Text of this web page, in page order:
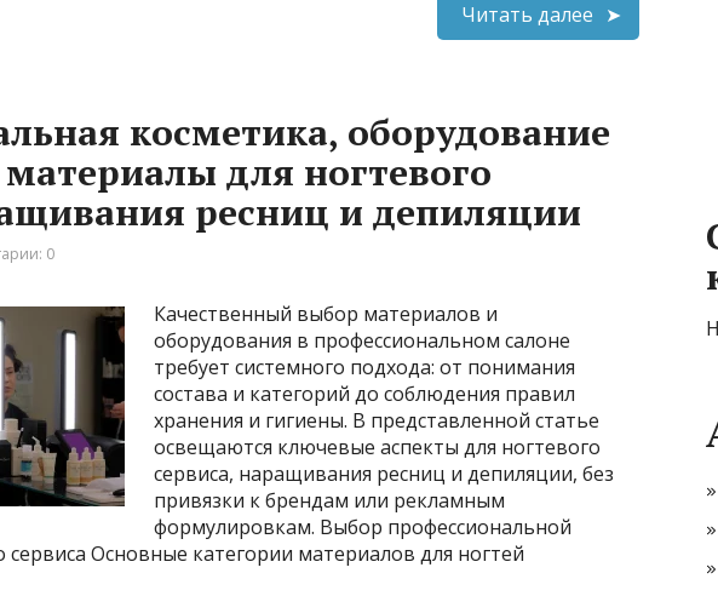
Читать далее
косметика, оборудование
для ногтевого
ресниц и депиляции
0
Качественный выбор материалов и
оборудования в профессиональном салоне
требует системного подхода: от понимания
состава и категорий до соблюдения правил
хранения и гигиены. В представленной статье
освещаются ключевые аспекты для ногтевого
сервиса, наращивания ресниц и депиляции, без
привязки к брендам или рекламным
формулировкам. Выбор профессиональной
сервиса Основные категории материалов для ногтей